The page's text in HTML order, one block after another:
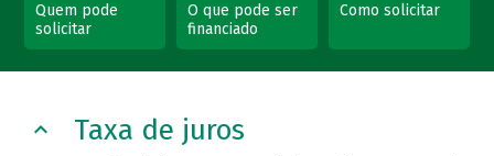
Quem pode
solicitar
O que pode ser
financiado
Como solicitar
Taxa de juros